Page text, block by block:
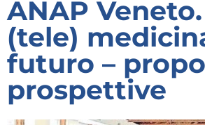
ANAP
(tele)
futuro –
prospettive